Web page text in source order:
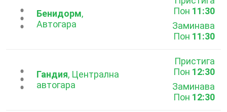
...Бенидорм,
Автогара
Пон 11:30
Заминава
Пон 11:30
...Гандия, Централна
автогара
Пристига
Пон 12:30
Заминава
Пон 12:30